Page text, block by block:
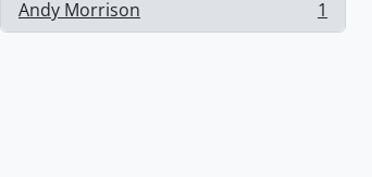
Andy Morrison
, 1 resultados 1